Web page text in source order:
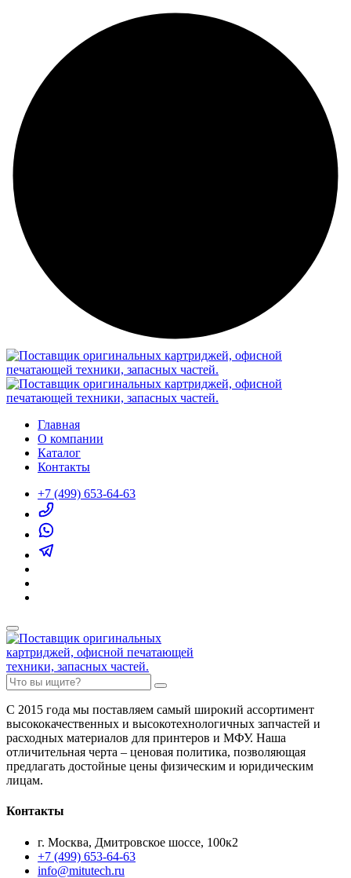
Главная
О компании
Каталог
Контакты
+7 (499) 653-64-63
С 2015 года мы поставляем самый широкий ассортимент
высококачественных и высокотехнологичных запчастей и
расходных материалов для принтеров и МФУ. Наша
отличительная черта – ценовая политика, позволяющая
предлагать достойные цены физическим и юридическим
лицам.
Контакты
г. Москва, Дмитровское шоссе, 100к2
+7 (499) 653-64-63
info@mitutech.ru